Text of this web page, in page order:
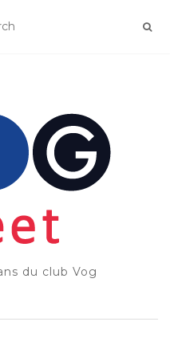
du club Vog